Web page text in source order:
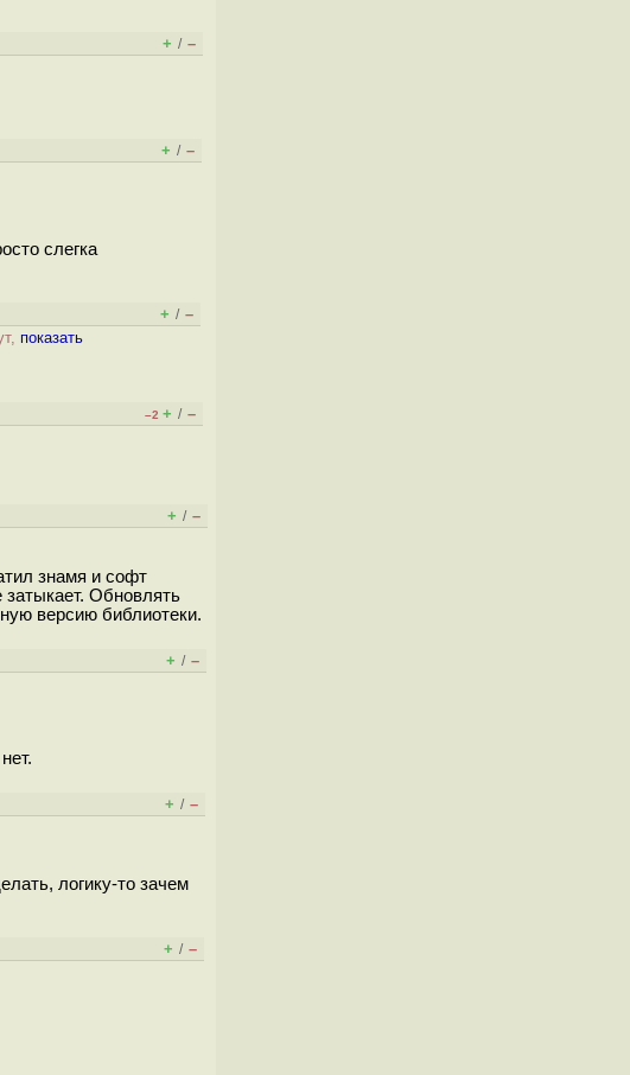
+ / –
+ / –
слегка
+ / –
показать
–2 + / –
+ / –
знамя и софт
Обновлять
версию библиотеки.
+ / –
+ / –
логику-то зачем
+ / –